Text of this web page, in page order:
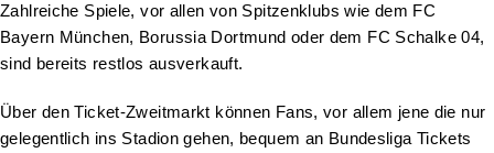
Zahlreiche Spiele, vor allen von Spitzenklubs wie dem FC
Bayern München, Borussia Dortmund oder dem FC Schalke 04,
sind bereits restlos ausverkauft.
Über den Ticket-Zweitmarkt können Fans, vor allem jene die nur
gelegentlich ins Stadion gehen, bequem an Bundesliga Tickets